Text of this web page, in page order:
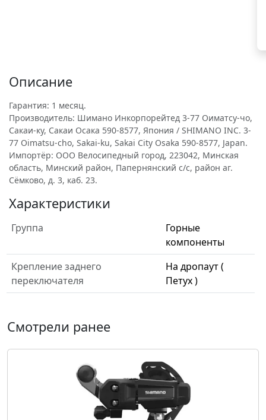
Описание
Гарантия: 1 месяц.
Производитель: Шимано Инкорпорейтед 3-77 Оиматсу-чо,
Сакаи-ку, Сакаи Осака 590-8577, Япония / SHIMANO INC. 3-
77 Oimatsu-cho, Sakai-ku, Sakai City Osaka 590-8577, Japan.
Импортёр: ООО Велосипедный город, 223042, Минская
область, Минский район, Папернянский с/с, район аг.
Сёмково, д. 3, каб. 23.
Характеристики
Группа
Горные
компоненты
Крепление заднего
переключателя
На дропаут (
Петух )
Смотрели ранее